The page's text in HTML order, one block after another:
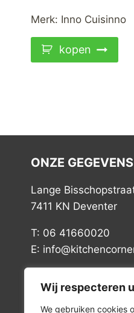
Wij respecteren
We gebruiken cookies
Merk: Inno Cuisinno
kopen
ONZE GEGEVENS
Lange
7411 KN Deventer
T: 06 41660020
E:
BTW: